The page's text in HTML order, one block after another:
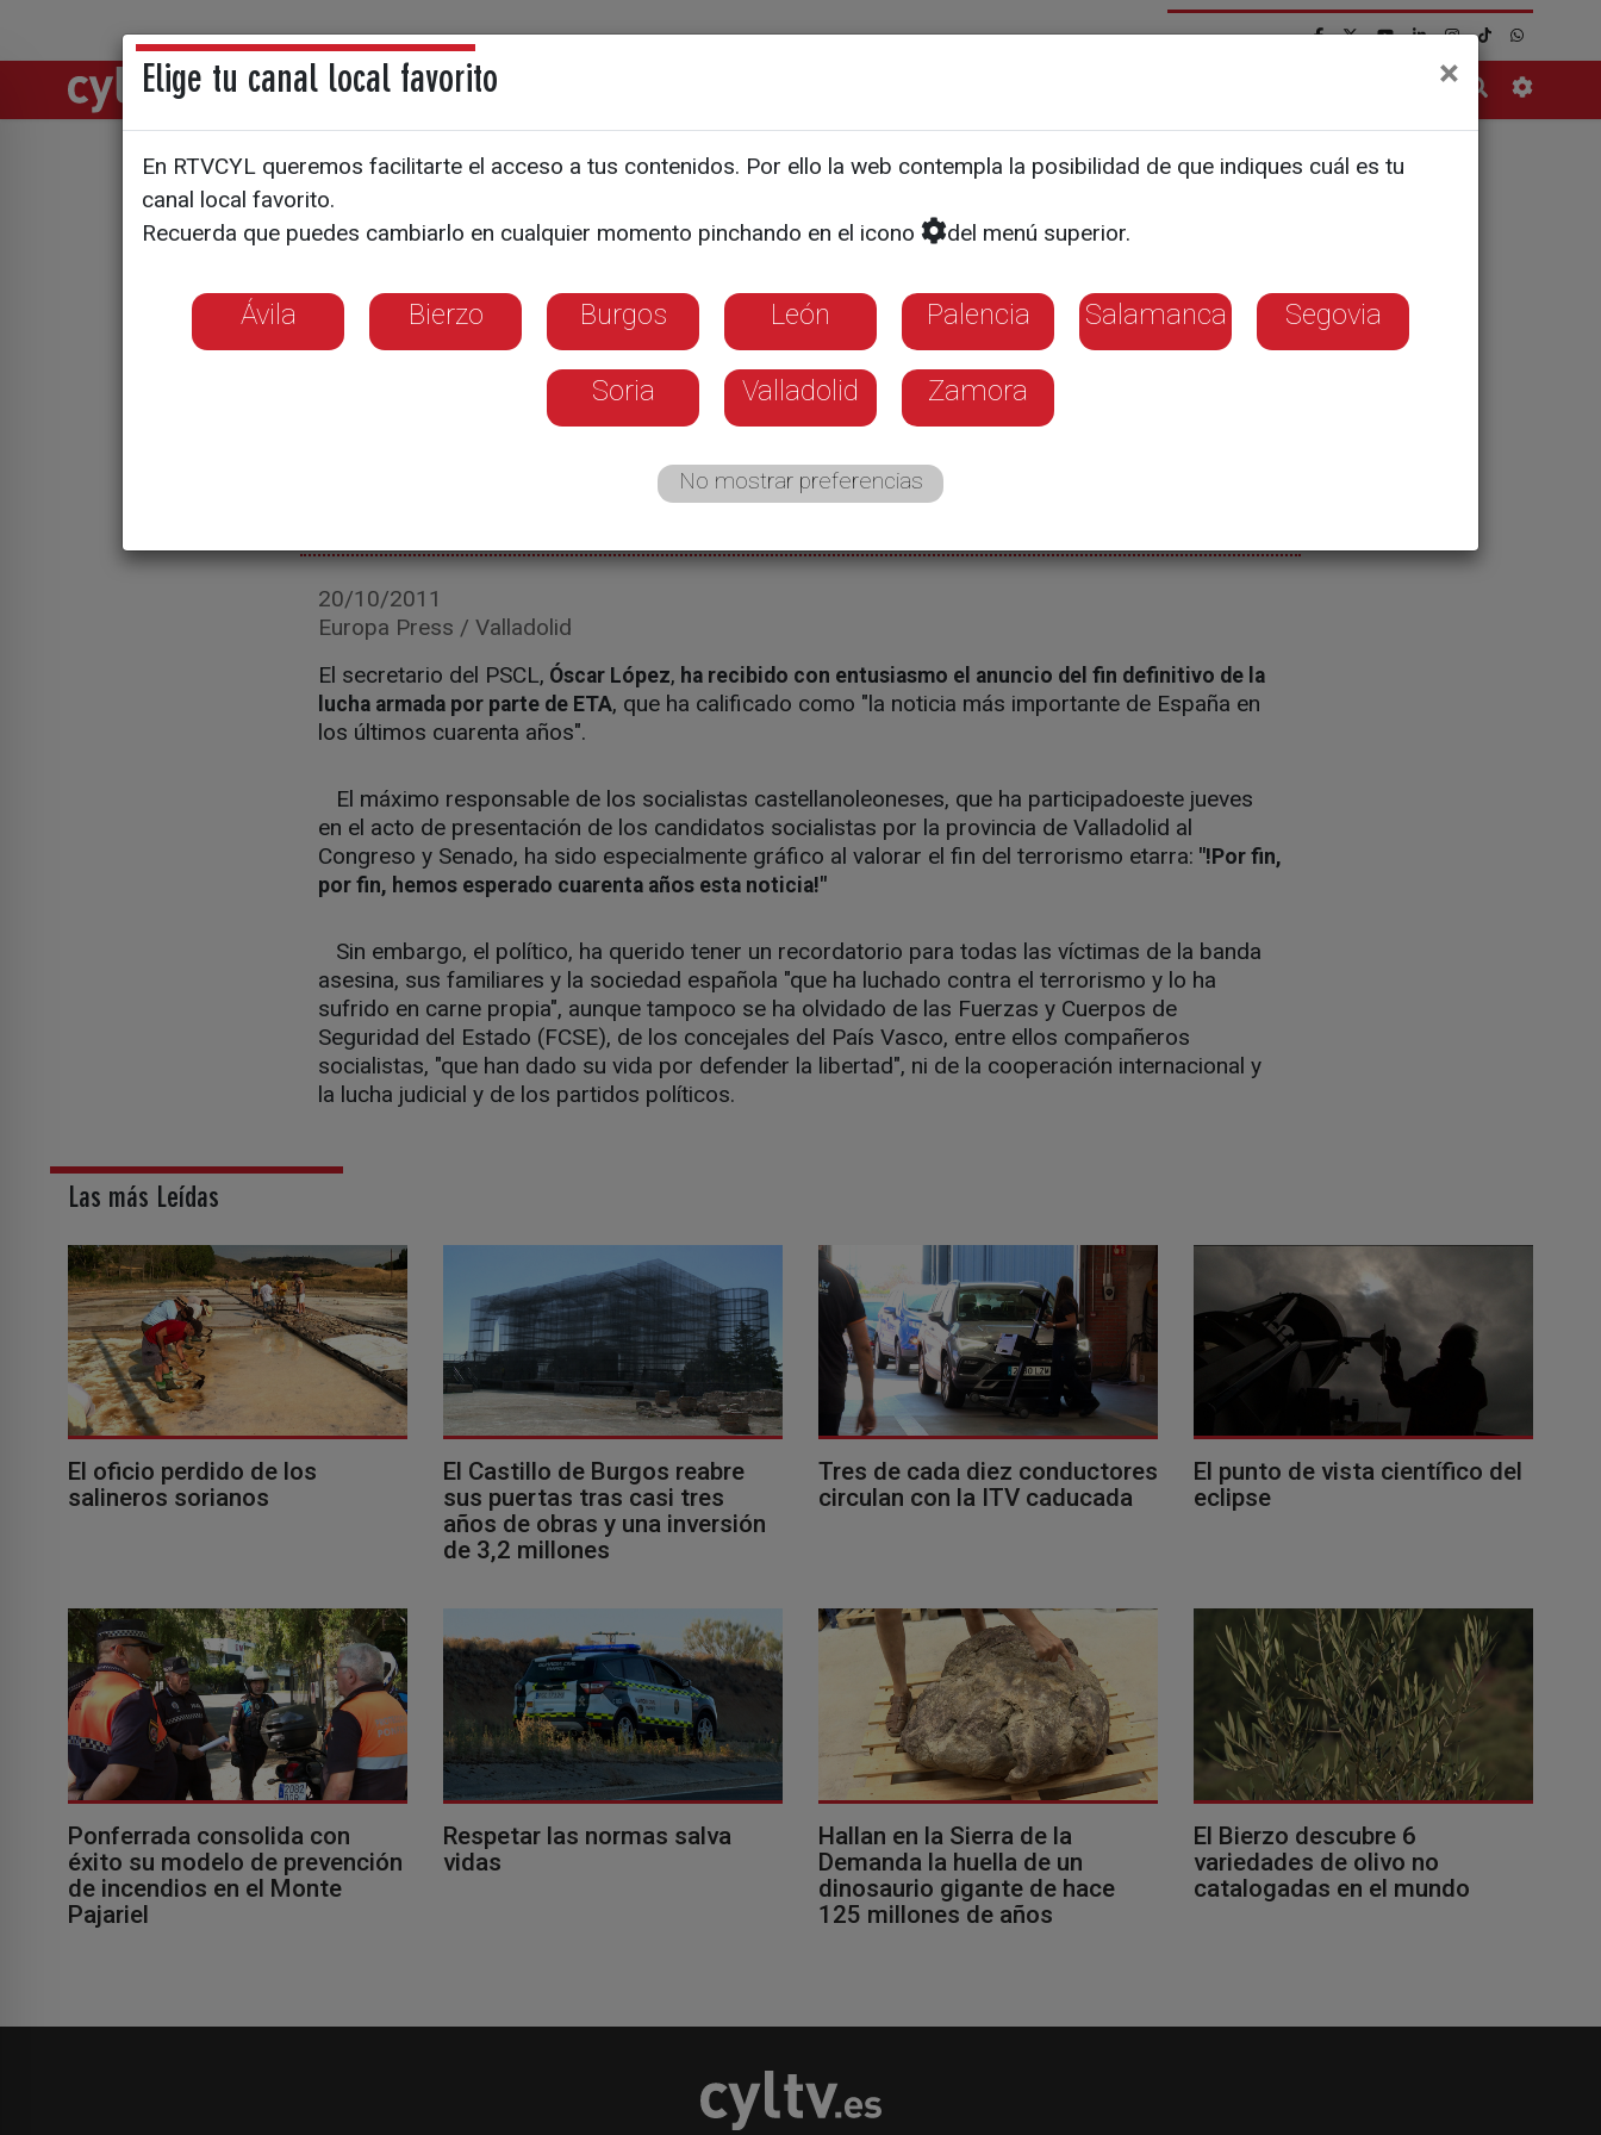
Directos Noticias
REACCIONES A LAS DECLARACIONES DE ETA
Óscar López (PSCYL): '¡Por fin, por fin,
hemos esperado cuarenta años esta noticia!'
Optimismo en el Condado de Treviño ante el comunicado de ETA
20/10/2011
Europa Press / Valladolid
El secretario del PSCL, Óscar López, ha recibido con entusiasmo el anuncio del fin definitivo de la
lucha armada por parte de ETA, que ha calificado como "la noticia más importante de España en
los últimos cuarenta años".
El máximo responsable de los socialistas castellanoleoneses, que ha participadoeste jueves
en el acto de presentación de los candidatos socialistas por la provincia de Valladolid al
Congreso y Senado, ha sido especialmente gráfico al valorar el fin del terrorismo etarra: "!Por fin,
por fin, hemos esperado cuarenta años esta noticia!"
Sin embargo, el político, ha querido tener un recordatorio para todas las víctimas de la banda
asesina, sus familiares y la sociedad española "que ha luchado contra el terrorismo y lo ha
sufrido en carne propia", aunque tampoco se ha olvidado de las Fuerzas y Cuerpos de
Seguridad del Estado (FCSE), de los concejales del País Vasco, entre ellos compañeros
socialistas, "que han dado su vida por defender la libertad", ni de la cooperación internacional y
la lucha judicial y de los partidos políticos.
Las más Leídas
El oficio perdido de los
salineros sorianos
El Castillo de Burgos reabre
sus puertas tras casi tres
años de obras y una inversión
de 3,2 millones
Tres de cada diez conductores
circulan con la ITV caducada
El punto de vista científico del
eclipse
Ponferrada consolida con
éxito su modelo de prevención
de incendios en el Monte
Pajariel
Respetar las normas salva
vidas
Hallan en la Sierra de la
Demanda la huella de un
dinosaurio gigante de hace
125 millones de años
El Bierzo descubre 6
variedades de olivo no
catalogadas en el mundo
Elige tu canal local favorito ×
En RTVCYL queremos facilitarte el acceso a tus contenidos. Por ello la web contempla la posibilidad de que indiques cuál es tu
canal local favorito.
Recuerda que puedes cambiarlo en cualquier momento pinchando en el icono
del menú superior.
Ávila Bierzo Burgos León Palencia Salamanca Segovia
Soria Valladolid Zamora
No mostrar preferencias